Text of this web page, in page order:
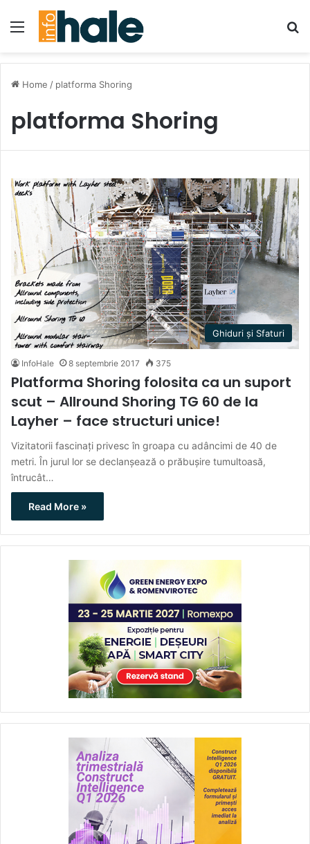
Menu
Home / platforma Shoring
platforma Shoring
Ghiduri și Sfaturi
InfoHale 8 septembrie 2017 375
Platforma Shoring folosita ca un suport
scut – Allround Shoring TG 60 de la
Layher – face structuri unice!
Vizitatorii fascinați privesc în groapa cu adâncimi de 40 de
metri. În jurul lor se declanșează o prăbușire tumultoasă,
întrucât…
Read More »